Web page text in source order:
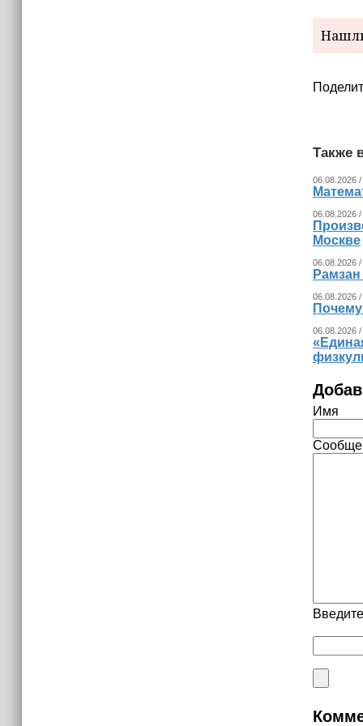
Также
06.08.2026
06.08.2026
Москве
06.08.2026
06.08.2026
06.08.2026
Имя